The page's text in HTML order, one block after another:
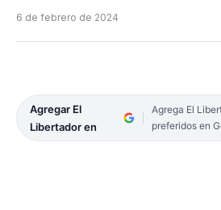
6 de febrero de 2024
Agregar El
Libertador en
Agrega El
preferidos en